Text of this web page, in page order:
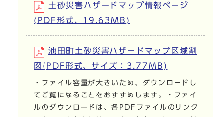
土砂災害ハザードマップ情報ページ
(PDF形式、19.63MB)
池田町土砂災害ハザードマップ区域割
図(PDF形式、サイズ：3.77MB)
・ファイル容量が大きいため、ダウンロードし
てご覧になることをおすすめします。・ファイ
ルのダウンロードは、各PDFファイルのリンク